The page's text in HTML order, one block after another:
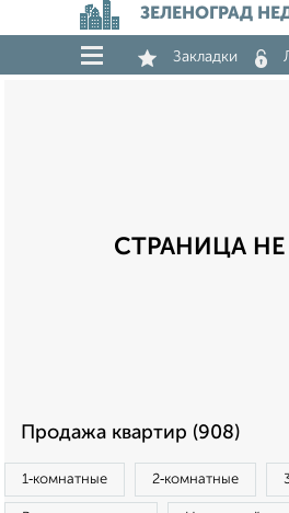
ЗЕЛЕНОГРАД
Закладки
СТРАНИЦА
Продажа квартир (908)
1‑комнатные 2‑комнатные